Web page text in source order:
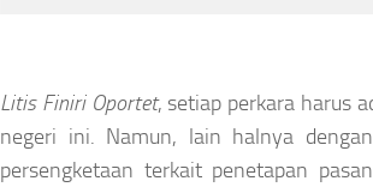
Litis Finiri Oportet, setiap perkara harus
negeri ini. Namun, lain halnya
persengketaan terkait penetapan